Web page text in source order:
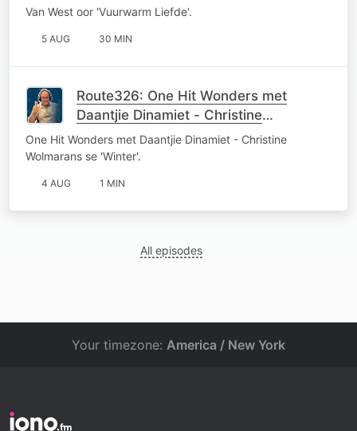
Van West oor 'Vuurwarm Liefde'.
5 AUG 30 MIN
Route326: One Hit Wonders met
Daantjie Dinamiet - Christine
Wolmarans se 'Winter'
One Hit Wonders met Daantjie Dinamiet - Christine
Wolmarans se 'Winter'.
4 AUG 1 MIN
All episodes
Your timezone: America / New York